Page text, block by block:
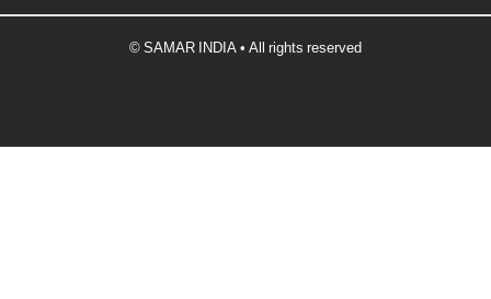
© SAMAR INDIA • All rights reserved